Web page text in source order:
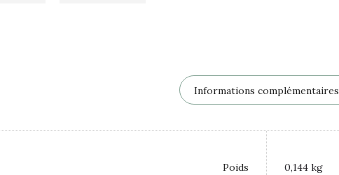
Informations complémentaires
Poids 0,144 kg